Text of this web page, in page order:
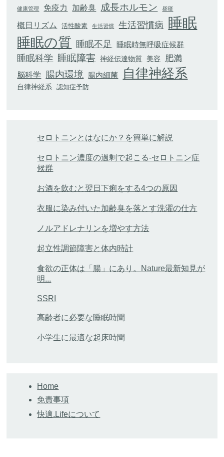
健康管理 免疫力 加齢臭 成長ホルモン 昼寝
概日リズム 活性酸素 生活習慣 生活習慣病 睡眠
睡眠の質 睡眠不足 睡眠時無呼吸症候群
睡眠科学 睡眠障害 神経伝達物質 美容 肥満
脳科学 腸内環境 腸内細菌 自律神経系
自律神経系 認知症予防
セロトニンとはなにか？を簡単に解説
セロトニン濃度の過剰で起こる-セロトニン症
候群
お酒を飲むと翌日下痢をする4つの原因
衣服に染み付いた加齢臭を落とす洗濯の仕方
ノルアドレナリンを増やす方法
起立性調節障害と体内時計
食欲の正体は「腸」にあり。Nature最新知見が
明...
SSRI
高齢者に必要な睡眠時間
小学生に最適な起床時間
Home
免責事項
快適.Lifeについて